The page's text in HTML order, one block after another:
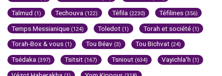
Talmud (1) Techouva (122) Téfila (2230) Téfilines (356)
Temps Messianique (124) Toledot (1) Torah et société (1)
Torah-Box & vous (1) Tou Béav (3) Tou Bichvat (24)
Tsédaka (397) Tsitsit (167) Tsniout (634) Vayichla'h (1)